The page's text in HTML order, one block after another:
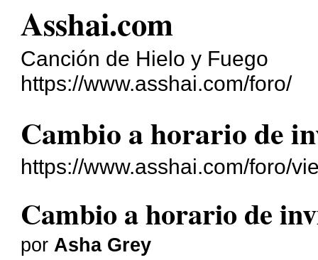
Asshai.com
Canción de Hielo y Fuego
https://www.asshai.com/foro/
Cambio a horario de
https://www.asshai.com/foro/
Cambio a horario de
por Asha Grey